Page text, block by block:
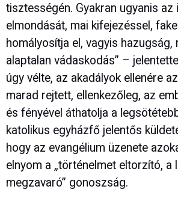
tisztességén. Gyakran ugyanis az
elmondását, mai kifejezéssel,
homályosítja el, vagyis hazugság,
alaptalan vádaskodás” –
úgy vélte, az akadályok ellenére
marad rejtett, ellenkezőleg, az
és fényével áthatolja a
katolikus egyházfő jelentős
hogy az evangélium üzenete
elnyom a „történelmet eltorzító, a
megzavaró” gonoszság.